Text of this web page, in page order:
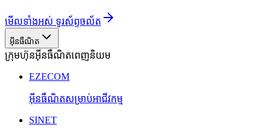
មើលទាំងអស់ ទូរស័ព្ទចល័ត
អ៊ីនធឺណិត
ក្រុមហ៊ុនអ៊ីនធឺណិតពេញនិយម
EZECOM
អ៊ីនធឺណិតសម្រាប់អាជីវកម្ម
SINET